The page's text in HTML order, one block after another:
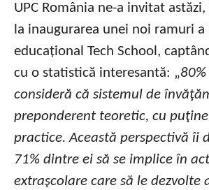
UPC România ne-a invitat
la inaugurarea unei noi ramuri
educațional Tech School,
cu o statistică interesantă: „
consideră că sistemul de
preponderent teoretic, cu
practice. Această perspectivă îi
71% dintre ei să se implice în
extraşcolare care să le dezvolte